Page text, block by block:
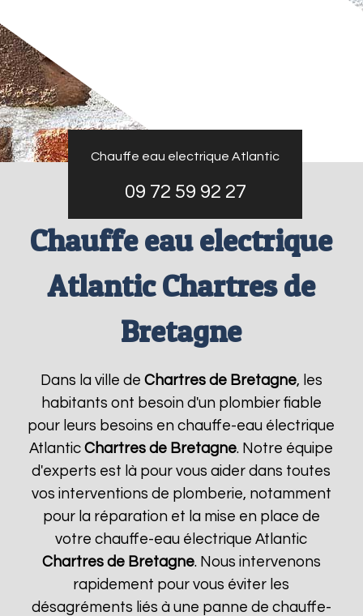
Chauffe eau electrique Atlantic
09 72 59 92 27
Chauffe eau electrique
Atlantic Chartres de
Bretagne
Dans la ville de Chartres de Bretagne, les
habitants ont besoin d'un plombier fiable
pour leurs besoins en chauffe-eau électrique
AtlanticChartres de Bretagne. Notre équipe
d'experts est là pour vous aider dans toutes
vos interventions de plomberie, notamment
pour la réparation et la mise en place de
votre chauffe-eau électrique Atlantic
Chartres de Bretagne. Nous intervenons
rapidement pour vous éviter les
désagréments liés à une panne de chauffe-